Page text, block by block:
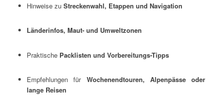
Hinweise zu Streckenwahl, Etappen und Navigation
Länderinfos, Maut- und Umweltzonen
Praktische Packlisten und Vorbereitungs-Tipps
Empfehlungen für Wochenendtouren, Alpenpässe oder
lange Reisen